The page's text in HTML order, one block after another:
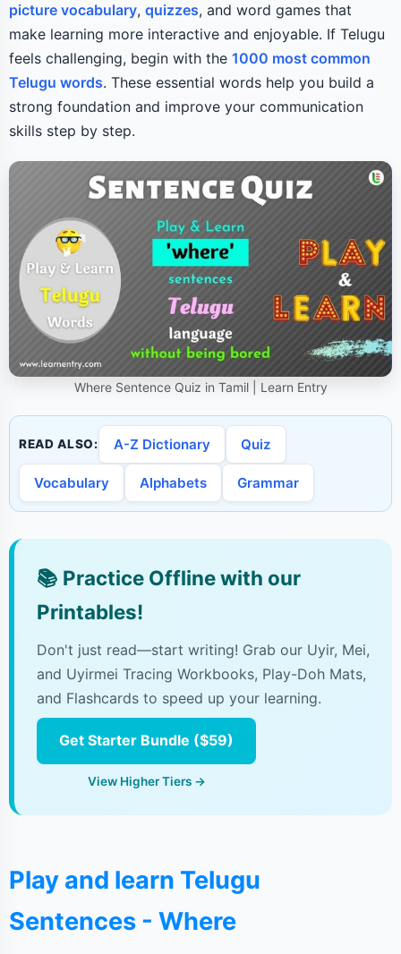
picture vocabulary, quizzes, and word games that
make learning more interactive and enjoyable. If Telugu
feels challenging, begin with the 1000 most common
Telugu words. These essential words help you build a
strong foundation and improve your communication
skills step by step.
Where Sentence Quiz in Tamil | Learn Entry
READ ALSO: A-Z Dictionary Quiz
Vocabulary Alphabets Grammar
📚 Practice Offline with our
Printables!
Don't just read—start writing! Grab our Uyir, Mei,
and Uyirmei Tracing Workbooks, Play-Doh Mats,
and Flashcards to speed up your learning.
Get Starter Bundle ($59)
View Higher Tiers →
Play and learn Telugu
Sentences - Where